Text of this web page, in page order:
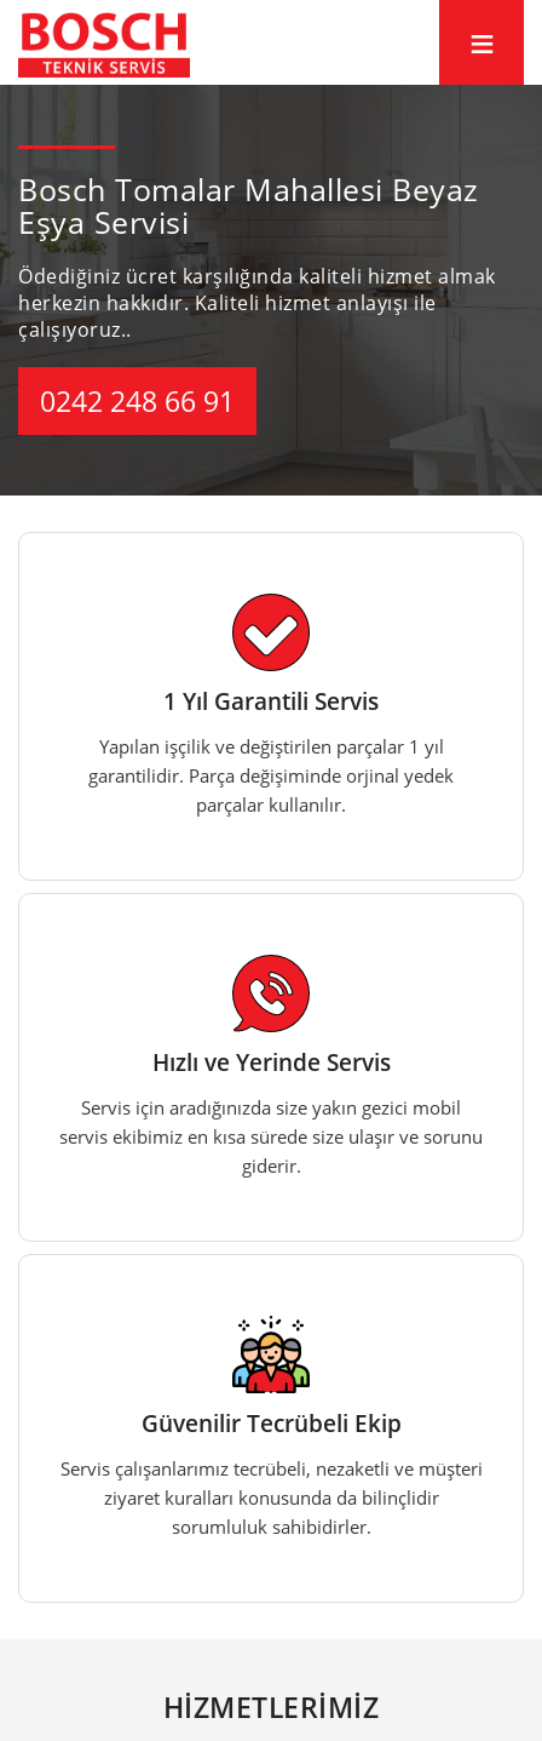
Bosch Tomalar Mahallesi Beyaz
Eşya Servisi
Ödediğiniz ücret karşılığında kaliteli hizmet almak
herkezin hakkıdır.Kaliteli hizmet anlayışı ile
çalışıyoruz..
0242 248 66 91
1 Yıl Garantili Servis
Yapılan işçilik ve değiştirilen parçalar 1 yıl
garantilidir. Parça değişiminde orjinal yedek
parçalar kullanılır.
Hızlı ve Yerinde Servis
Servis için aradığınızda size yakın gezici mobil
servis ekibimiz en kısa sürede size ulaşır ve sorunu
giderir.
Güvenilir Tecrübeli Ekip
Servis çalışanlarımız tecrübeli, nezaketli ve müşteri
ziyaret kuralları konusunda da bilinçlidir
sorumluluk sahibidirler.
HİZMETLERİMİZ